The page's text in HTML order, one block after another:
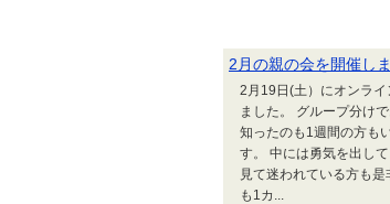
2月の親の会を開催し
2月19日(土）にオンラ
ました。 グループ分け
知ったのも1週間の方も
す。 中には勇気を出し
見て迷われている方も
も1カ...